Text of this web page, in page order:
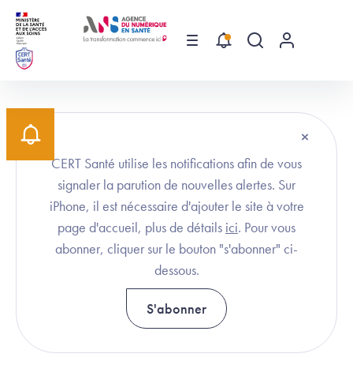
Aller au contenu principal
Menu Recherche
Menu
CERT Santé utilise les notifications afin de vous
signaler la parution de nouvelles alertes. Sur
iPhone, il est nécessaire d'ajouter le site à votre
page d'accueil, plus de détails ici. Pour vous
abonner, cliquer sur le bouton "s'abonner" ci-
dessous.
S'abonner